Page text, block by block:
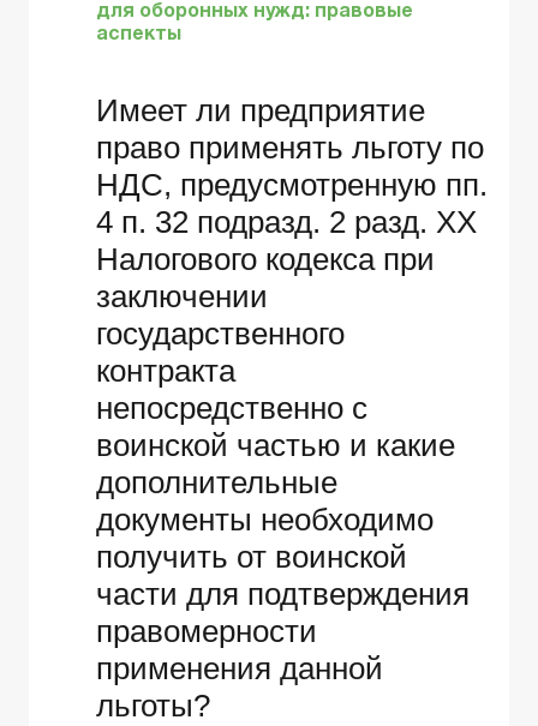
для оборонных нужд: правовые
аспекты
Имеет ли предприятие
право применять льготу по
НДС, предусмотренную пп.
4 п. 32 подразд. 2 разд. ХХ
Налогового кодекса при
заключении
государственного
контракта
непосредственно с
воинской частью и какие
дополнительные
документы необходимо
получить от воинской
части для подтверждения
правомерности
применения данной
льготы?